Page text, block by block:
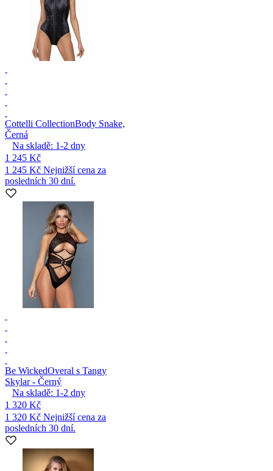
Cottelli CollectionBody Snake,
Černá
Na skladě: 1-2 dny
1 245 Kč
1 245 Kč Nejnižší cena za
posledních 30 dní.
Be WickedOveral s Tangy
Skylar - Černý
Na skladě: 1-2 dny
1 320 Kč
1 320 Kč Nejnižší cena za
posledních 30 dní.